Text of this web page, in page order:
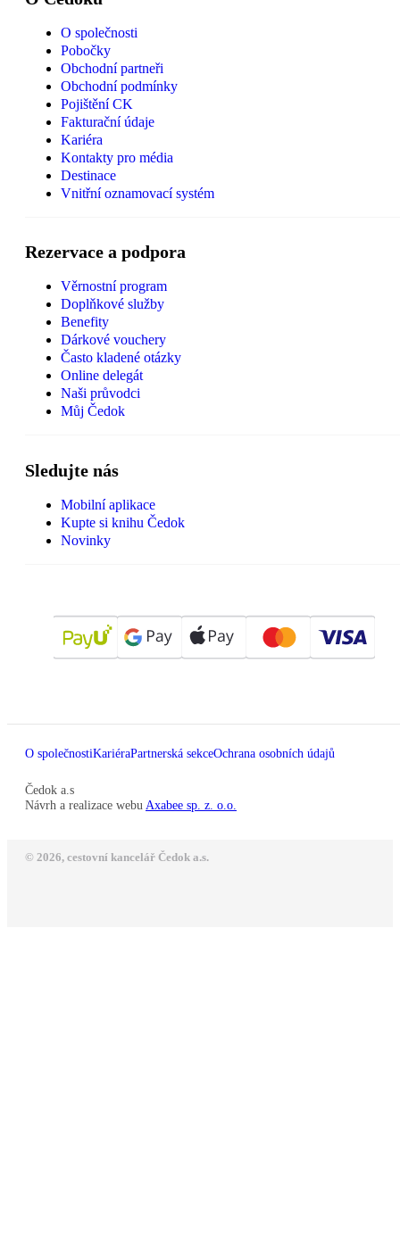
O společnosti
Pobočky
Obchodní partneři
Obchodní podmínky
Pojištění CK
Fakturační údaje
Kariéra
Kontakty pro média
Destinace
Vnitřní oznamovací systém
Rezervace a podpora
Věrnostní program
Doplňkové služby
Benefity
Dárkové vouchery
Často kladené otázky
Online delegát
Naši průvodci
Můj Čedok
Sledujte nás
Mobilní aplikace
Kupte si knihu Čedok
Novinky
O společnostiKariéraPartnerská sekceOchrana osobních údajů
Čedok a.s
Návrh a realizace webu Axabee sp. z. o.o.
© 2026, cestovní kancelář Čedok a.s.